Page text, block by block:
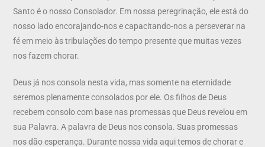
Santo é o nosso Consolador. Em nossa peregrinação, ele está do
nosso lado encorajando-nos e capacitando-nos a perseverar na
fé em meio às tribulações do tempo presente que muitas vezes
nos fazem chorar.
Deus já nos consola nesta vida, mas somente na eternidade
seremos plenamente consolados por ele. Os filhos de Deus
recebem consolo com base nas promessas que Deus revelou em
sua Palavra. A palavra de Deus nos consola. Suas promessas
nos dão esperança. Durante nossa vida aqui temos de chorar e